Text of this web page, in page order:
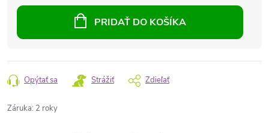
PRIDAŤ DO KOŠÍKA
Opýtať sa Strážiť Zdieľať
Záruka: 2 roky